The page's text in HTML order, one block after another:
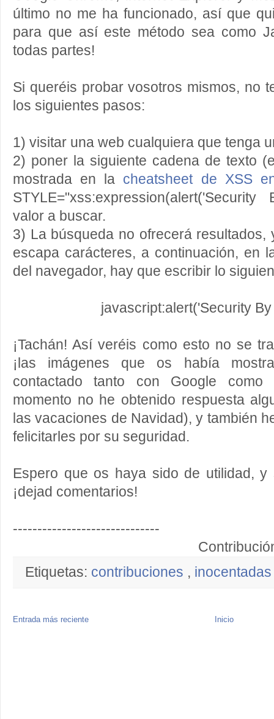
último no me ha funcionado, así que
para que así este método sea como
todas partes!
Si queréis probar vosotros mismos, no
los siguientes pasos:
1) visitar una web cualquiera que tenga
2) poner la siguiente cadena de texto
mostrada en la cheatsheet de XSS
STYLE="xss:expression(alert('Security
valor a buscar.
3) La búsqueda no ofrecerá resultados,
escapa carácteres, a continuación, en
del navegador, hay que escribir lo
javascript:alert('Security
¡Tachán! Así veréis como esto no se
¡las imágenes que os había
contactado tanto con Google
momento no he obtenido respuesta
las vacaciones de Navidad), y también
felicitarles por su seguridad.
Espero que os haya sido de utilidad, y
¡dejad comentarios!
------------------------------
Etiquetas: contribuciones ,
Entrada más reciente Inicio